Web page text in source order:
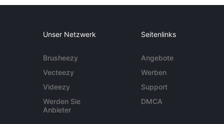
Unser Netzwerk
Brusheezy
Vecteezy
Videezy
Werden Sie
Anbieter
Seitenlinks
Angebote
Werben
Support
DMCA